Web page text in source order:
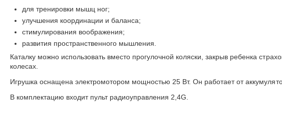
для тренировки мышц ног;
улучшения координации и баланса;
стимулирования воображения;
развития пространственного мышления.
Каталку можно использовать вместо прогулочной коляски, закрыв ребенка
колесах.
Игрушка оснащена электромотором мощностью 25 Вт. Он работает от
В комплектацию входит пульт радиоуправления 2,4G.